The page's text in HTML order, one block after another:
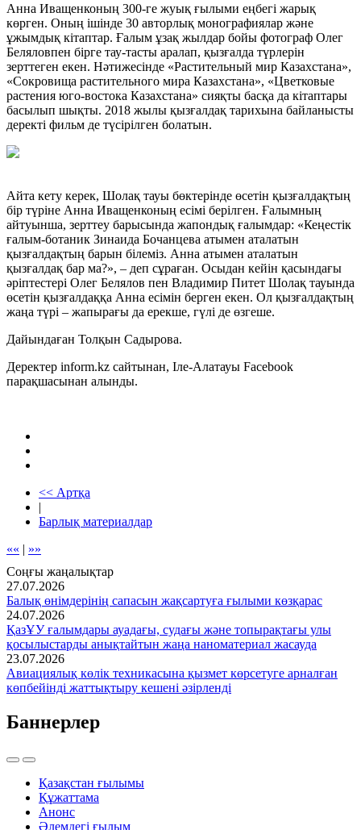
Анна Иващенконың 300-ге жуық ғылыми еңбегі жарық
көрген. Оның ішінде 30 авторлық монографиялар және
ұжымдық кітаптар. Ғалым ұзақ жылдар бойы фотограф Олег
Беляловпен бірге тау-тасты аралап, қызғалда түрлерін
зерттеген екен. Нәтижесінде «Растительный мир Казахстана»,
«Сокровища растительного мира Казахстана», «Цветковые
растения юго-востока Казахстана» сияқты басқа да кітаптары
басылып шықты. 2018 жылы қызғалдақ тарихына байланысты
деректі фильм де түсірілген болатын.
Айта кету керек, Шолақ тауы бөктерінде өсетін қызғалдақтың
бір түріне Анна Иващенконың есімі берілген. Ғалымның
айтуынша, зерттеу барысында жапондық ғалымдар: «Кеңестік
ғалым-ботаник Зинаида Бочанцева атымен аталатын
қызғалдақтың барын білеміз. Анна атымен аталатын
қызғалдақ бар ма?», – деп сұраған. Осыдан кейін қасындағы
әріптестері Олег Белялов пен Владимир Питет Шолақ тауында
өсетін қызғалдаққа Анна есімін берген екен. Ол қызғалдақтың
жаңа түрі – жапырағы да ерекше, гүлі де өзгеше.
Дайындаған Толқын Садырова.
Деректер inform.kz сайтынан, Іле-Алатауы Facebook
парақшасынан алынды.
<< Артқа
|
Барлық материалдар
«« | »»
Соңғы жаңалықтар
27.07.2026
Балық өнімдерінің сапасын жақсартуға ғылыми көзқарас
24.07.2026
ҚазҰУ ғалымдары ауадағы, судағы және топырақтағы улы
қосылыстарды анықтайтын жаңа наноматериал жасауда
23.07.2026
Авиациялық көлік техникасына қызмет көрсетуге арналған
көпбейінді жаттықтыру кешені әзірленді
Баннерлер
Қазақстан ғылымы
Құжаттама
Анонс
Әлемдегі ғылым